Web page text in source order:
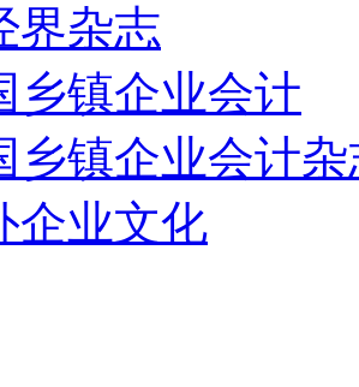
界杂志
乡镇企业会计
乡镇企业会计杂
企业文化